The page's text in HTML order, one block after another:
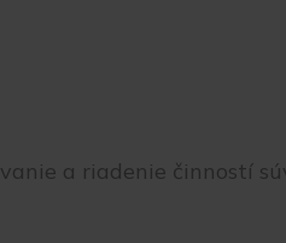
a riadenie činností